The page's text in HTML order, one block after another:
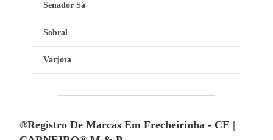
Senador Sá
Sobral
Varjota
®Registro De Marcas Em Frecheirinha - CE |